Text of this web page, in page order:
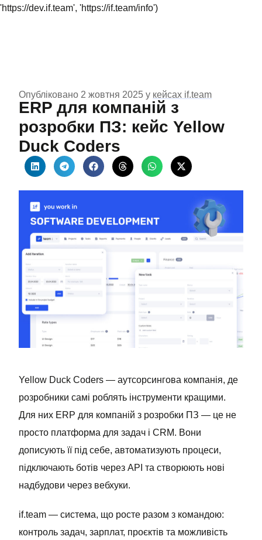
'https://dev.if.team', 'https://if.team/info')
Опубліковано 2 жовтня 2025 у кейсах if.team
ERP для компаній з
розробки ПЗ: кейс Yellow
Duck Coders
Yellow Duck Coders — аутсорсингова компанія, де
розробники самі роблять інструменти кращими.
Для них ERP для компаній з розробки ПЗ — це не
просто платформа для задач і CRM. Вони
дописують її під себе, автоматизують процеси,
підключають ботів через API та створюють нові
надбудови через вебхуки.
if.team — система, що росте разом з командою:
контроль задач, зарплат, проєктів та можливість